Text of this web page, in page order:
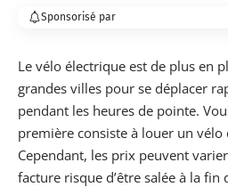
Sponsorisé par
Le vélo électrique est de plus en
grandes villes pour se déplacer
pendant les heures de pointe.
première consiste à louer un vélo
Cependant, les prix peuvent
facture risque d’être salée à la fin